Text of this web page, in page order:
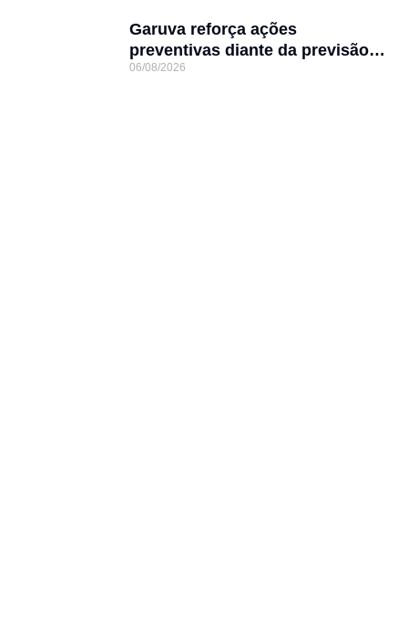
Garuva reforça ações
preventivas diante da previsão
de atuação do El Niño
06/08/2026